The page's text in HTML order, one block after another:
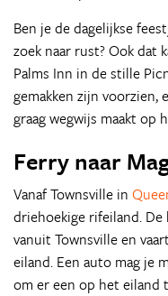
Ben je de dagelijkse
zoek naar rust? Ook dat
Palms Inn in de stille
gemakken zijn voorzien,
graag wegwijs maakt op
Ferry naar
Vanaf Townsville in
driehoekige rifeiland.
vanuit Townsville en
eiland. Een auto mag je
om er een op het eiland